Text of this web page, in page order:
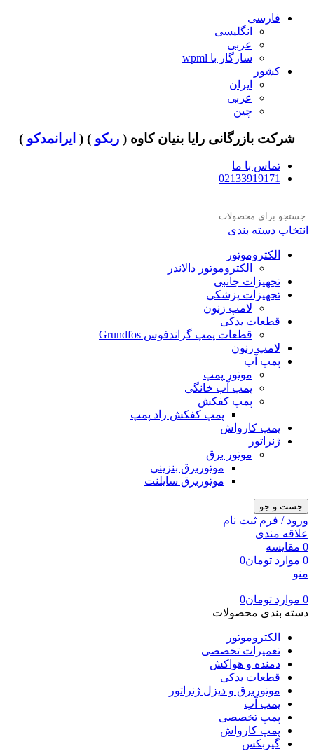
فارسی
انگلیسی
عربی
سازگار با wpml
کشور
ایران
عربی
چین
شرکت بازرگانی رایا بنیان کاوه ( ربکو ) ( ایرانمدکو )
تماس با ما
02133919171
انتخاب دسته بندی
الکتروموتور
الکتروموتور دالاندر
تجهیزات جانبی
تجهیزات پزشکی
لامپ زنون
قطعات یدکی
قطعات پمپ گراندفوس Grundfos
لامپ زنون
پمپ آب
موتور پمپ
پمپ آب خانگی
پمپ کفکش
پمپ کفکش راد پمپ
پمپ کارواش
ژنراتور
موتور برق
موتوربرق بنزینی
موتوربرق سایلنت
جست و جو
ورود / فرم ثبت نام
علاقه مندی
0 مقایسه
0 موارد تومان0
منو
0 موارد تومان0
دسته بندی محصولات
الکتروموتور
تعمیرات تخصصی
دمنده و هواکش
قطعات یدکی
موتوربرق و دیزل ژنراتور
پمپ آب
پمپ تخصصی
پمپ کارواش
گیربکس